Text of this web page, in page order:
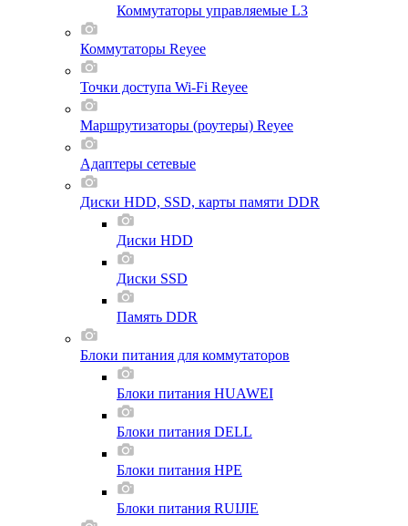
Коммутаторы управляемые L3
Коммутаторы Reyee
Точки доступа Wi-Fi Reyee
Маршрутизаторы (роутеры) Reyee
Адаптеры сетевые
Диски HDD, SSD, карты памяти DDR
Диски HDD
Диски SSD
Память DDR
Блоки питания для коммутаторов
Блоки питания HUAWEI
Блоки питания DELL
Блоки питания HPE
Блоки питания RUIJIE